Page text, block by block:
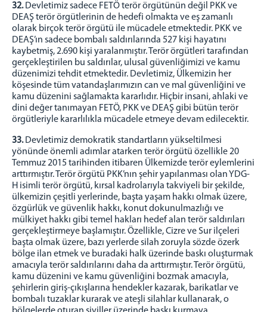
32.Devletimiz sadece FETÖ terör örgütünün değil PKK ve
DEAŞ terör örgütlerinin de hedefi olmakta ve eş zamanlı
olarak birçok terör örgütü ile mücadele etmektedir. PKK ve
DEAŞ’ın sadece bombalı saldırılarında 527 kişi hayatını
kaybetmiş, 2.690 kişi yaralanmıştır. Terör örgütleri tarafından
gerçekleştirilen bu saldırılar, ulusal güvenliğimizi ve kamu
düzenimizi tehdit etmektedir. Devletimiz, Ülkemizin her
köşesinde tüm vatandaşlarımızın can ve mal güvenliğini ve
kamu düzenini sağlamakta kararlıdır. Hiçbir insani, ahlaki ve
dini değer tanımayan FETÖ, PKK ve DEAŞ gibi bütün terör
örgütleriyle kararlılıkla mücadele etmeye devam edilecektir.
33.Devletimiz demokratik standartların yükseltilmesi
yönünde önemli adımlar atarken terör örgütü özellikle 20
Temmuz 2015 tarihinden itibaren Ülkemizde terör eylemlerini
arttırmıştır. Terör örgütü PKK’nın şehir yapılanması olan YDG-
H isimli terör örgütü, kırsal kadrolarıyla takviyeli bir şekilde,
ülkemizin çeşitli yerlerinde, başta yaşam hakkı olmak üzere,
özgürlük ve güvenlik hakkı, konut dokunulmazlığı ve
mülkiyet hakkı gibi temel hakları hedef alan terör saldırıları
gerçekleştirmeye başlamıştır. Özellikle, Cizre ve Sur ilçeleri
başta olmak üzere, bazı yerlerde silah zoruyla sözde özerk
bölge ilan etmek ve buradaki halk üzerinde baskı oluşturmak
amacıyla terör saldırılarını daha da arttırmıştır. Terör örgütü,
kamu düzenini ve kamu güvenliğini bozmak amacıyla,
şehirlerin giriş-çıkışlarına hendekler kazarak, barikatlar ve
bombalı tuzaklar kurarak ve ateşli silahlar kullanarak, o